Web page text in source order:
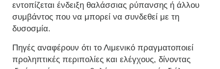
εντοπίζεται ένδειξη θαλάσσιας ρύπανσης ή άλλου
συμβάντος που να μπορεί να συνδεθεί με τη
δυσοσμία.
Πηγές αναφέρουν ότι το Λιμενικό πραγματοποιεί
προληπτικές περιπολίες και ελέγχους, δίνοντας